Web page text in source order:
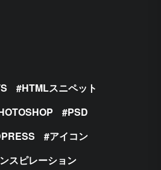
HTMLスニペット
PSD
アイコン
スピレーション